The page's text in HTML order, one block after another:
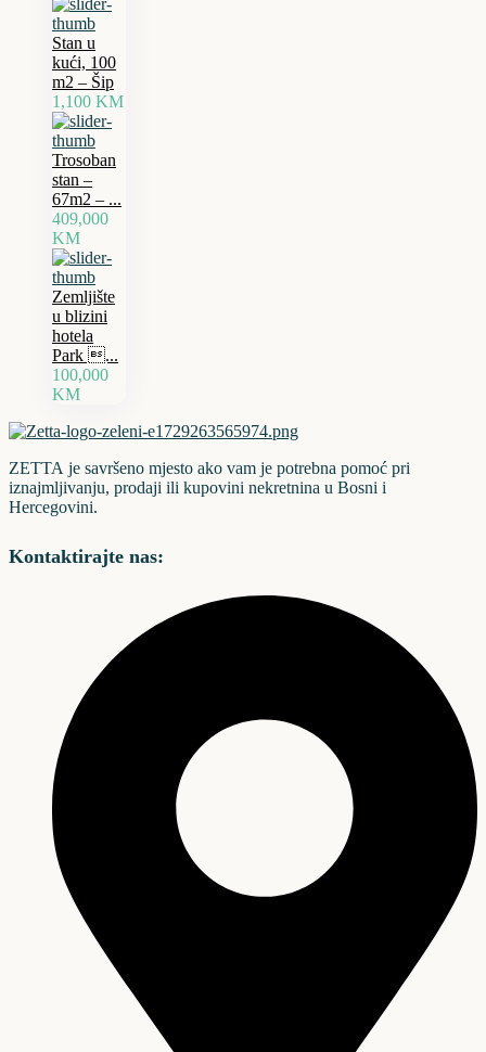
Stan u
kući, 100
m2 – Šip
1,100 KM
Trosoban
stan –
67m2 – ...
409,000
KM
Zemljište
u blizini
hotela
Park ...
100,000
KM
ZETTA je savršeno mjesto ako vam je potrebna pomoć pri
iznajmljivanju, prodaji ili kupovini nekretnina u Bosni i
Hercegovini.
Kontaktirajte nas: